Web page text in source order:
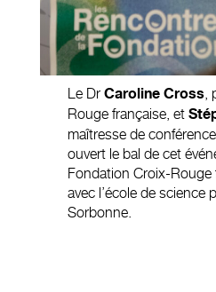
Le DrCaroline Cross,
Rouge française, et
maîtresse de
ouvert le bal de cet
Fondation Croix-Rouge
avec l’école de science
Sorbonne.